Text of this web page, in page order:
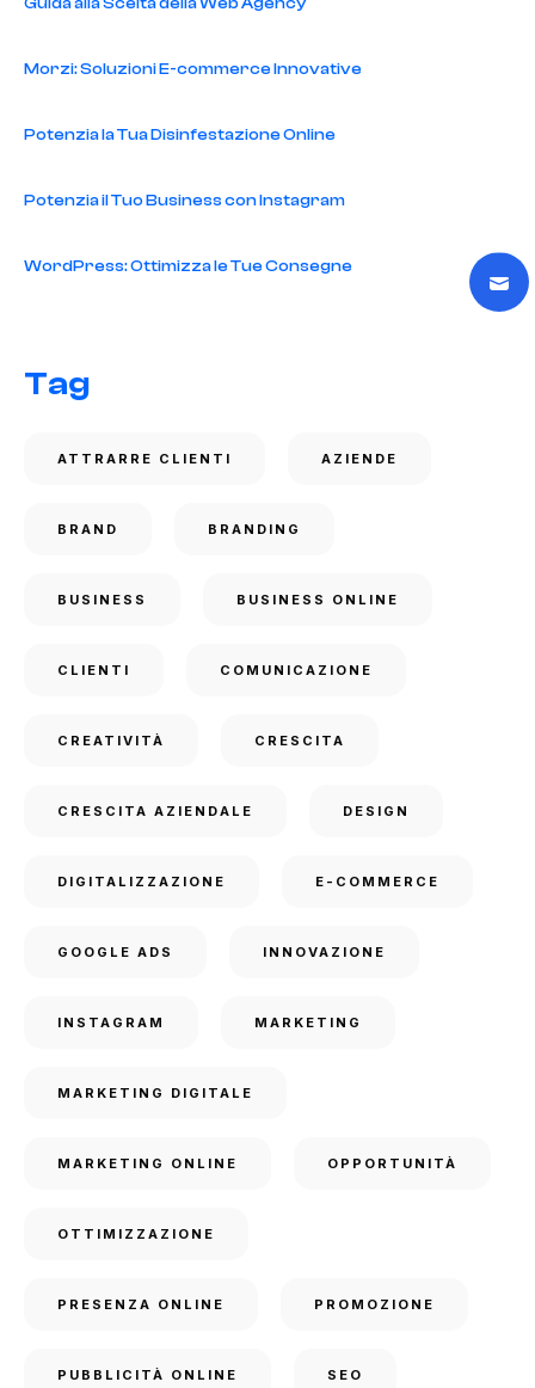
Guida alla Scelta della Web Agency
Morzi: Soluzioni E-commerce Innovative
Potenzia la Tua Disinfestazione Online
Potenzia il Tuo Business con Instagram
WordPress: Ottimizza le Tue Consegne
Tag
ATTRARRE CLIENTI AZIENDE
BRAND BRANDING
BUSINESS BUSINESS ONLINE
CLIENTI COMUNICAZIONE
CREATIVITÀ CRESCITA
CRESCITA AZIENDALE DESIGN
DIGITALIZZAZIONE E-COMMERCE
GOOGLE ADS INNOVAZIONE
INSTAGRAM MARKETING
MARKETING DIGITALE
MARKETING ONLINE OPPORTUNITÀ
OTTIMIZZAZIONE
PRESENZA ONLINE PROMOZIONE
PUBBLICITÀ ONLINE SEO